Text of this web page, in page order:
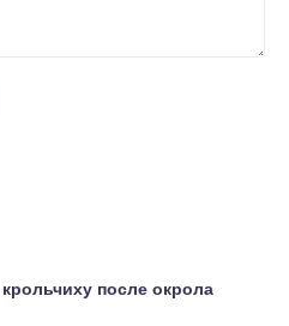
после окрола